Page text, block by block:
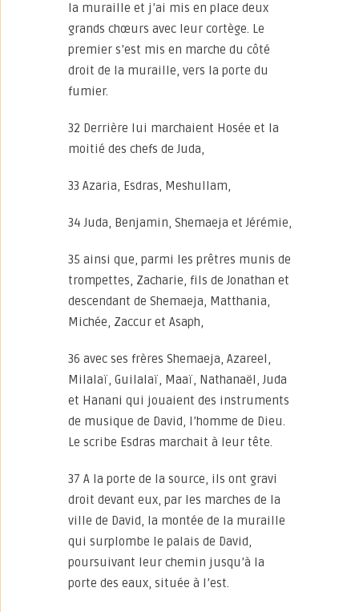
la muraille et j’ai mis en place deux
grands chœurs avec leur cortège. Le
premier s’est mis en marche du côté
droit de la muraille, vers la porte du
fumier.
32 Derrière lui marchaient Hosée et la
moitié des chefs de Juda,
33 Azaria, Esdras, Meshullam,
34 Juda, Benjamin, Shemaeja et Jérémie,
35 ainsi que, parmi les prêtres munis de
trompettes, Zacharie, fils de Jonathan et
descendant de Shemaeja, Matthania,
Michée, Zaccur et Asaph,
36 avec ses frères Shemaeja, Azareel,
Milalaï, Guilalaï, Maaï, Nathanaël, Juda
et Hanani qui jouaient des instruments
de musique de David, l’homme de Dieu.
Le scribe Esdras marchait à leur tête.
37 A la porte de la source, ils ont gravi
droit devant eux, par les marches de la
ville de David, la montée de la muraille
qui surplombe le palais de David,
poursuivant leur chemin jusqu’à la
porte des eaux, située à l’est.